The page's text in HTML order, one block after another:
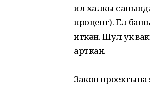
ил халкы
процент). Ел
иткән. Шул ук
арткан.
Закон